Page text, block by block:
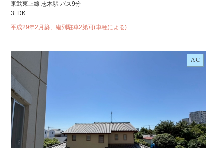
東武東上線 志木駅 バス9分
3LDK
平成29年2月築、縦列駐車2第可(車種による)
AC